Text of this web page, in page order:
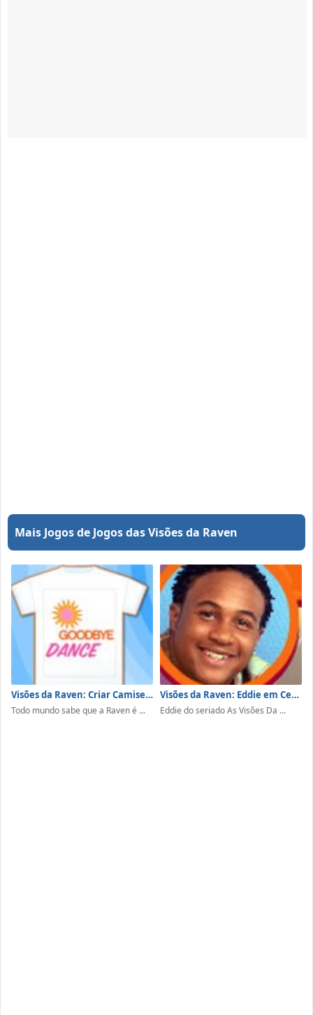
Mais Jogos de Jogos das Visões da Raven
Visões da Raven: Criar Camiseta
Todo mundo sabe que a Raven é ...
Visões da Raven: Eddie em Cestas de Basquete
Eddie do seriado As Visões Da ...